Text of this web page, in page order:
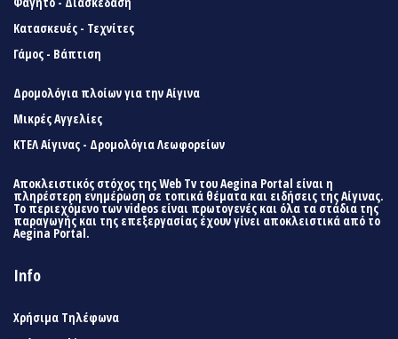
Κατασκευές - Τεχνίτες
Γάμος - Βάπτιση
Δρομολόγια πλοίων για την Αίγινα
Μικρές Αγγελίες
ΚΤΕΛ Αίγινας - Δρομολόγια Λεωφορείων
Αποκλειστικός στόχος της Web Tv του Aegina Portal είναι η
πληρέστερη ενημέρωση σε τοπικά θέματα και ειδήσεις της Αίγινας.
Το περιεχόμενο των videos είναι πρωτογενές και όλα τα στάδια της
παραγωγής και της επεξεργασίας έχουν γίνει αποκλειστικά από το
Aegina Portal.
Info
Χρήσιμα Τηλέφωνα